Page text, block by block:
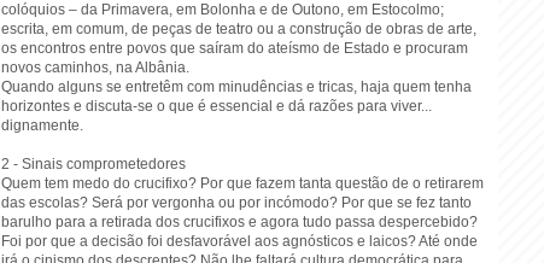
colóquios – da Primavera, em Bolonha e de Outono, em Estocolmo;
escrita, em comum, de peças de teatro ou a construção de obras de arte,
os encontros entre povos que saíram do ateísmo de Estado e procuram
novos caminhos, na Albânia.
Quando alguns se entretêm com minudências e tricas, haja quem tenha
horizontes e discuta-se o que é essencial e dá razões para viver...
dignamente.
2 - Sinais comprometedores
Quem tem medo do crucifixo? Por que fazem tanta questão de o retirarem
das escolas? Será por vergonha ou por incómodo? Por que se fez tanto
barulho para a retirada dos crucifixos e agora tudo passa despercebido?
Foi por que a decisão foi desfavorável aos agnósticos e laicos? Até onde
irá o cinismo dos descrentes? Não lhe faltará cultura democrática para